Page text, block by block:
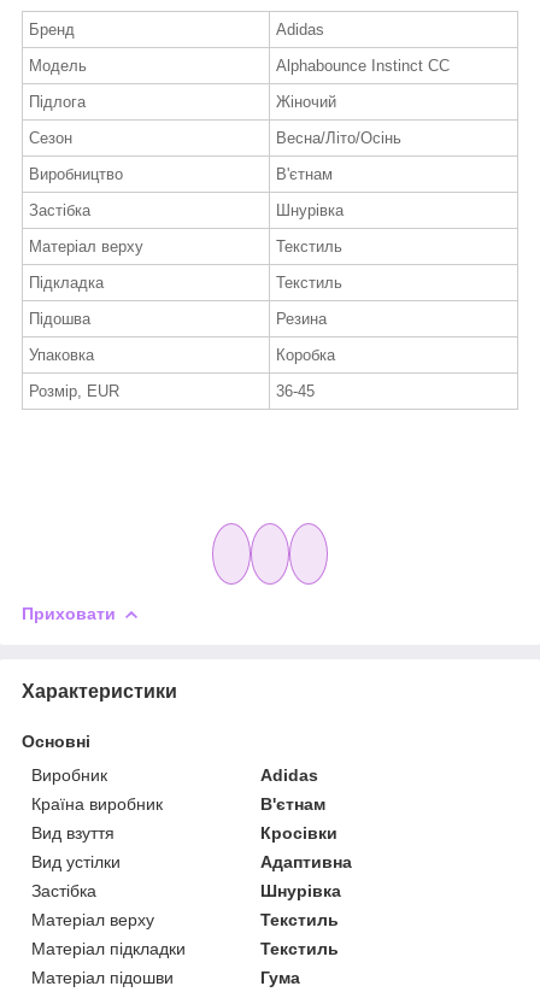
Бренд
Adidas
Модель
Alphabounce Instinct CC
Підлога
Жіночий
Сезон
Весна/Літо/Осінь
Виробництво
В'єтнам
Застібка
Шнурівка
Матеріал верху
Текстиль
Підкладка
Текстиль
Підошва
Резина
Упаковка
Коробка
Розмір, EUR
36-45
Приховати
Характеристики
Основні
Виробник
Adidas
Країна виробник
В'єтнам
Вид взуття
Кросівки
Вид устілки
Адаптивна
Застібка
Шнурівка
Матеріал верху
Текстиль
Матеріал підкладки
Текстиль
Матеріал підошви
Гума